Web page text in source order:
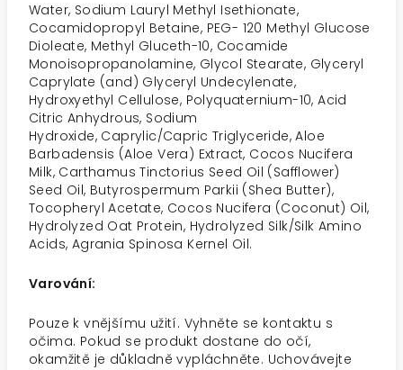
Water, Sodium Lauryl Methyl Isethionate,
Cocamidopropyl Betaine, PEG- 120 Methyl Glucose
Dioleate, Methyl Gluceth-10, Cocamide
Monoisopropanolamine, Glycol Stearate, Glyceryl
Caprylate (and) Glyceryl Undecylenate,
Hydroxyethyl Cellulose, Polyquaternium-10, Acid
Citric Anhydrous, Sodium
Hydroxide, Caprylic/Capric Triglyceride, Aloe
Barbadensis (Aloe Vera) Extract, Cocos Nucifera
Milk, Carthamus Tinctorius Seed Oil (Safflower)
Seed Oil, Butyrospermum Parkii (Shea Butter),
Tocopheryl Acetate, Cocos Nucifera (Coconut) Oil,
Hydrolyzed Oat Protein, Hydrolyzed Silk/Silk Amino
Acids, Agrania Spinosa Kernel Oil.
Varování:
Pouze k vnějšímu užití. Vyhněte se kontaktu s
očima. Pokud se produkt dostane do očí,
okamžitě je důkladně vypláchněte. Uchovávejte